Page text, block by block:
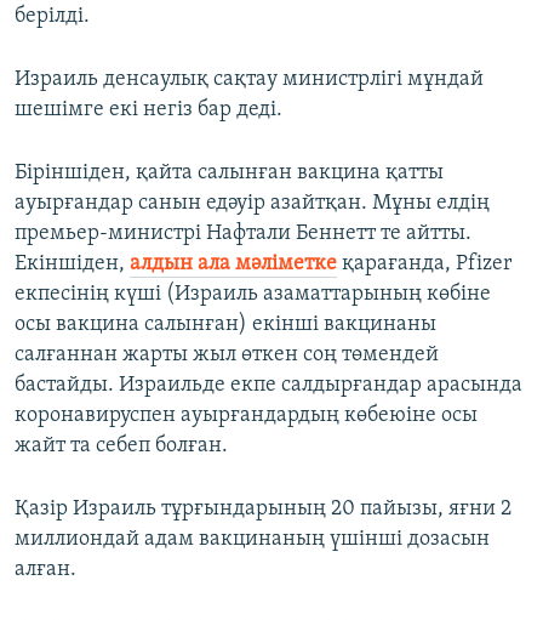
берілді.
Израиль денсаулық сақтау министрлігі мұндай
шешімге екі негіз бар деді.
Біріншіден, қайта салынған вакцина қатты
ауырғандар санын едәуір азайтқан. Мұны елдің
премьер-министрі Нафтали Беннетт те айтты.
Екіншіден, алдын ала мәліметке қарағанда, Pfizer
екпесінің күші (Израиль азаматтарының көбіне
осы вакцина салынған) екінші вакцинаны
салғаннан жарты жыл өткен соң төмендей
бастайды. Израильде екпе салдырғандар арасында
коронавируспен ауырғандардың көбеюіне осы
жайт та себеп болған.
Қазір Израиль тұрғындарының 20 пайызы, яғни 2
миллиондай адам вакцинаның үшінші дозасын
алған.